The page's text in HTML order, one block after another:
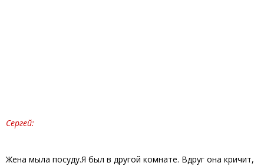
Сергей:
Жена мыла посуду.Я был в другой комнате. Вдруг она кричит,